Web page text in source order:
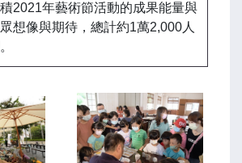
積2021年藝術節活動的成果能量與
想像與期待，總計約1萬2,000人